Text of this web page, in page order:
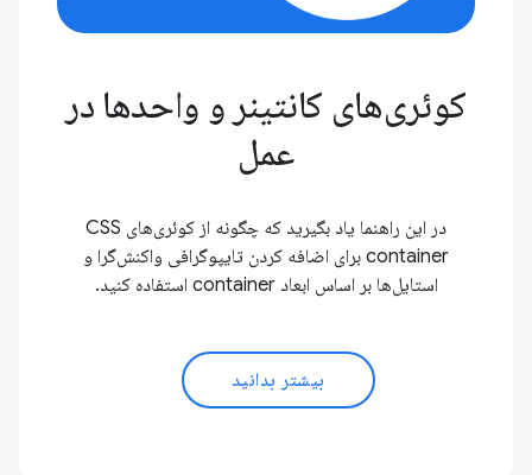
کوئری‌های کانتینر و واحدها در
عمل
در این راهنما یاد بگیرید که چگونه از کوئری‌های CSS
container برای اضافه کردن تایپوگرافی واکنش‌گرا و
استایل‌ها بر اساس ابعاد container استفاده کنید.
بیشتر بدانید